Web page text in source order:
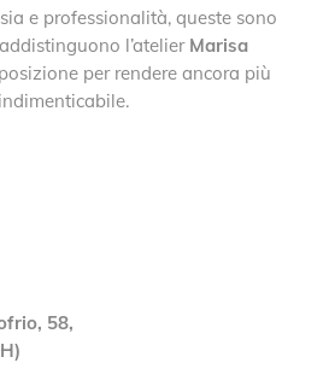
e professionalità, queste sono
l’atelier Marisa
per rendere ancora più
58,